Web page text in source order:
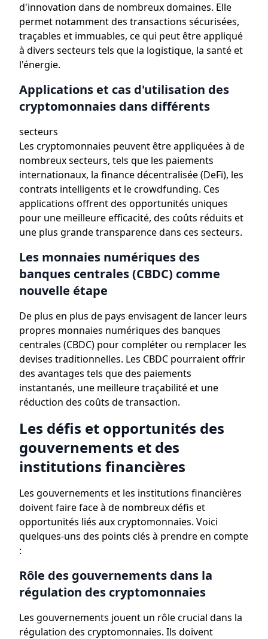
d'innovation dans de nombreux domaines. Elle
permet notamment des transactions sécurisées,
traçables et immuables, ce qui peut être appliqué
à divers secteurs tels que la logistique, la santé et
l'énergie.
Applications et cas d'utilisation des
cryptomonnaies dans différents
secteurs
Les cryptomonnaies peuvent être appliquées à de
nombreux secteurs, tels que les paiements
internationaux, la finance décentralisée (DeFi), les
contrats intelligents et le crowdfunding. Ces
applications offrent des opportunités uniques
pour une meilleure efficacité, des coûts réduits et
une plus grande transparence dans ces secteurs.
Les monnaies numériques des
banques centrales (CBDC) comme
nouvelle étape
De plus en plus de pays envisagent de lancer leurs
propres monnaies numériques des banques
centrales (CBDC) pour compléter ou remplacer les
devises traditionnelles. Les CBDC pourraient offrir
des avantages tels que des paiements
instantanés, une meilleure traçabilité et une
réduction des coûts de transaction.
Les défis et opportunités des
gouvernements et des
institutions financières
Les gouvernements et les institutions financières
doivent faire face à de nombreux défis et
opportunités liés aux cryptomonnaies. Voici
quelques-uns des points clés à prendre en compte
:
Rôle des gouvernements dans la
régulation des cryptomonnaies
Les gouvernements jouent un rôle crucial dans la
régulation des cryptomonnaies. Ils doivent